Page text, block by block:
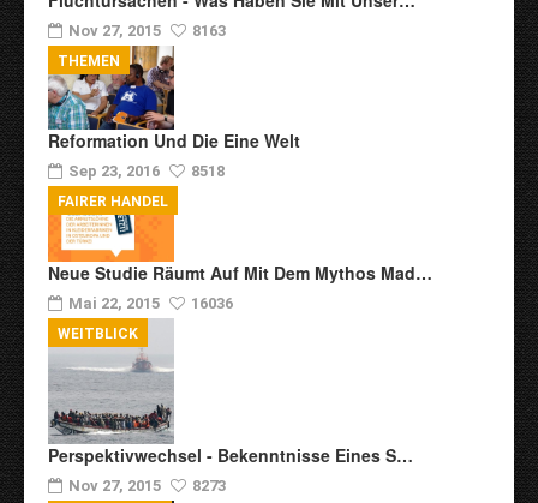
Nov 27, 2015 8163
Reformation Und Die Eine Welt
Sep 23, 2016 8518
THEMEN
Neue Studie Räumt Auf Mit Dem Mythos Mad…
Mai 22, 2015 16036
FAIRER HANDEL
Perspektivwechsel - Bekenntnisse Eines S…
Nov 27, 2015 8273
WEITBLICK